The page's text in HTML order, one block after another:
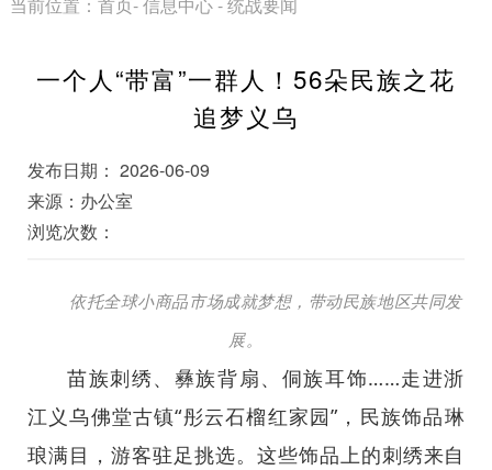
当前位置： 首页-信息中心-统战要闻
一个人“带富”一群人！56朵民族之花
追梦义乌
发布日期： 2026-06-09
来源：办公室
浏览次数：
依托全球小商品市场成就梦想，带动民族地区共同发
展。
苗族刺绣、彝族背扇、侗族耳饰……走进浙
江义乌佛堂古镇“彤云石榴红家园”，民族饰品琳
琅满目，游客驻足挑选。这些饰品上的刺绣来自